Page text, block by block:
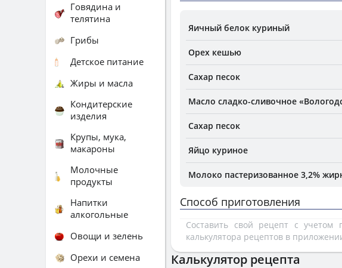
Яичный белок куриный
Орех кешью
Сахар песок
Масло сладко-сливочное
Сахар песок
Яйцо куриное
Молоко пастеризованное 3,2%
Способ приготовления
Составить свой рецепт с
калькулятора рецептов в
Калькулятор рецепта
Говядина и
телятина
Грибы
Детское питание
Жиры и масла
Кондитерские
изделия
Крупы, мука,
макароны
Молочные
продукты
Напитки
алкогольные
Овощи и зелень
Орехи и семена